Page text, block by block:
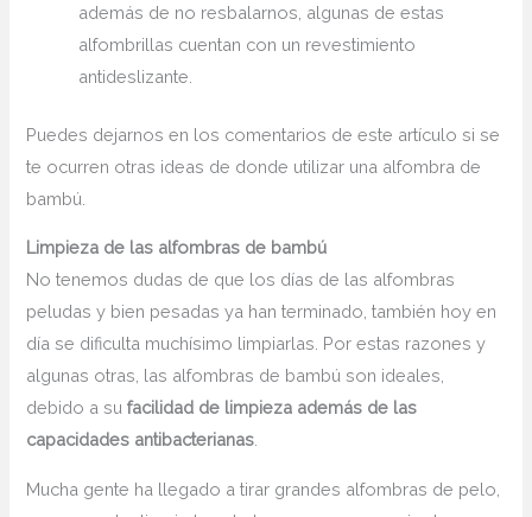
además de no resbalarnos, algunas de estas
alfombrillas cuentan con un revestimiento
antideslizante.
Puedes dejarnos en los comentarios de este artículo si se
te ocurren otras ideas de donde utilizar una alfombra de
bambú.
Limpieza de las alfombras de bambú
No tenemos dudas de que los días de las alfombras
peludas y bien pesadas ya han terminado, también hoy en
día se dificulta muchísimo limpiarlas. Por estas razones y
algunas otras, las alfombras de bambú son ideales,
debido a sufacilidad de limpieza además de las
capacidades antibacterianas
Mucha gente ha llegado a tirar grandes alfombras de pelo,